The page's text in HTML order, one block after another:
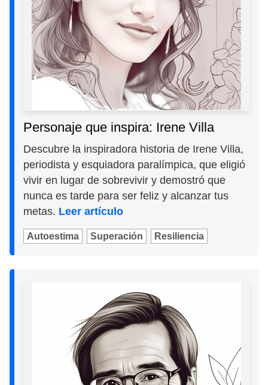
Personaje que inspira: Irene Villa
Descubre la inspiradora historia de Irene Villa,
periodista y esquiadora paralímpica, que eligió
vivir en lugar de sobrevivir y demostró que
nunca es tarde para ser feliz y alcanzar tus
metas. Leer artículo
Autoestima Superación Resiliencia